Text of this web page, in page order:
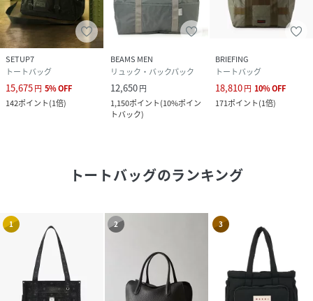
SETUP7
トートバッグ
15,675円 5%OFF
142ポイント(1倍)
BEAMS MEN
リュック・バックパック
12,650円
1,150ポイント(10%ポイン
トバック)
BRIEFING
トートバッグ
18,810円 10%OFF
171ポイント(1倍)
トートバッグのランキング
1 2 3